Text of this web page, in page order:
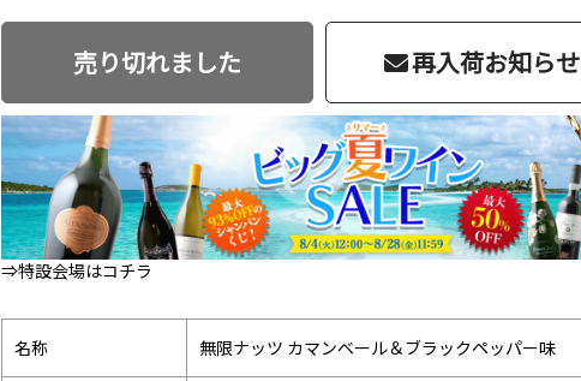
売り切れました 再入荷お知らせ
⇒特設会場はコチラ
名称 無限ナッツ カマンベール＆ブラックペッパー味